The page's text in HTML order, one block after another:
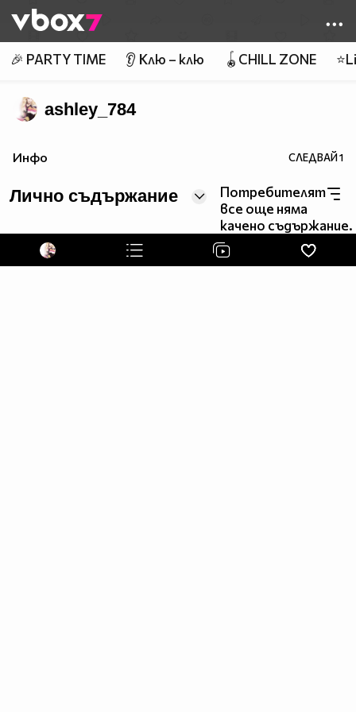
👾
🎉 PARTY TIME 👂 Клю – клю 🪀CHILL ZONE
ashley_784
Инфо СЛЕДВАЙ1
Лично съдържание
Потребителят
все още няма
качено съдържание.